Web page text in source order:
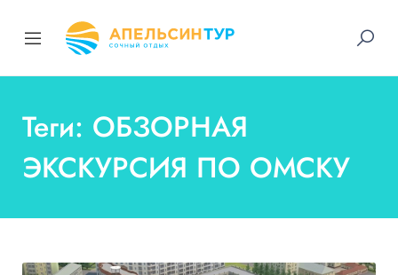
Теги: ОБЗОРНАЯ
ЭКСКУРСИЯ ПО ОМСКУ